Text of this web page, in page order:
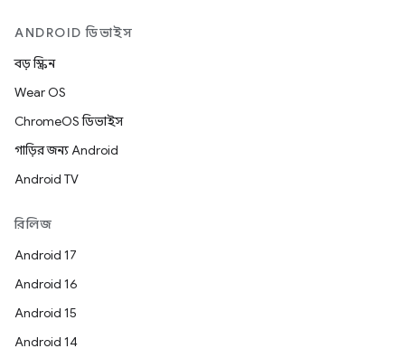
ANDROID ডিভাইস
বড় স্ক্রিন
Wear OS
ChromeOS ডিভাইস
গাড়ির জন্য Android
Android TV
রিলিজ
Android 17
Android 16
Android 15
Android 14